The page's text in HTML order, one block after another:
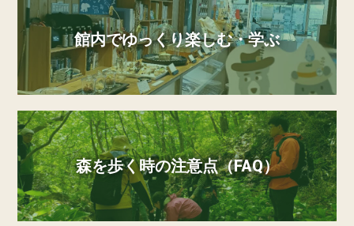
館内でゆっくり楽しむ・学ぶ
森を歩く時の注意点（FAQ）